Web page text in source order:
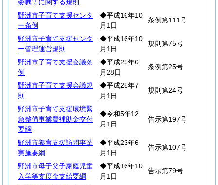
委嘱等に関する規則
野洲市子育て支援センタ
ー条例
◆平成16年10
月1日
条例第111号
野洲市子育て支援センタ
ー管理運営規則
◆平成16年10
月1日
規則第75号
野洲市子育て支援会議条
例
◆平成25年6
月28日
条例第25号
野洲市子育て支援会議規
則
◆平成25年7
月1日
規則第24号
野洲市子育て支援環境緊
急整備事業費補助金交付
要綱
◆令和5年12
月1日
告示第197号
野洲市養育支援訪問事業
実施要綱
◆平成23年6
月1日
告示第107号
野洲市母子父子家庭児童
入学等支度金支給要綱
◆平成16年10
月1日
告示第79号